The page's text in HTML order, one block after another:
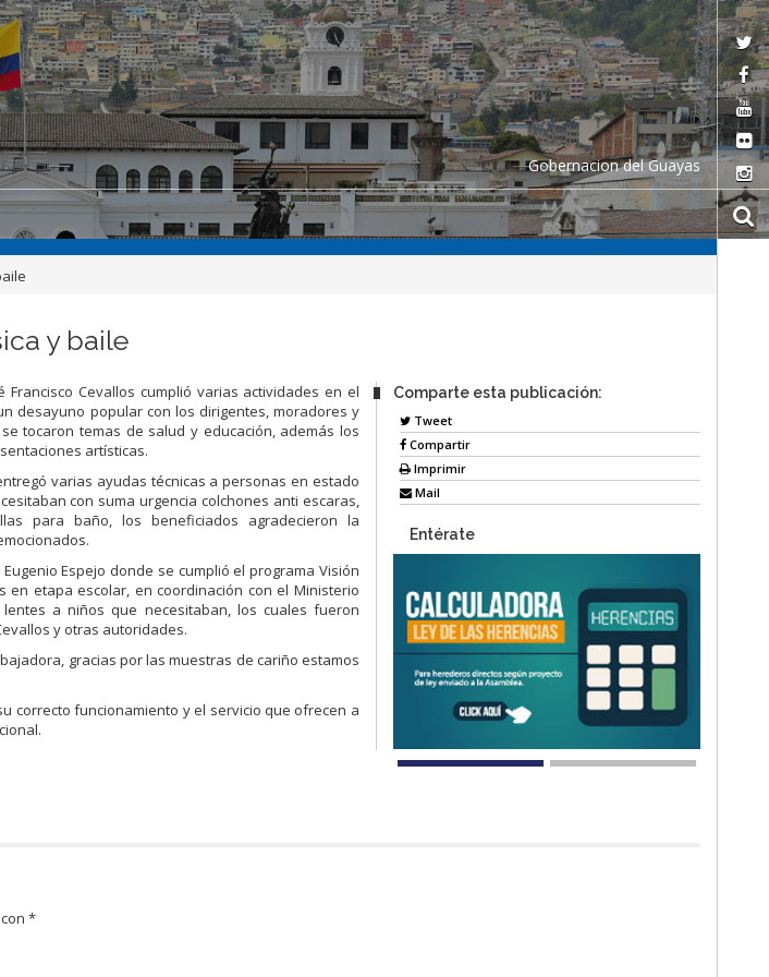
Gobernacion del Guayas
y baile
Francisco Cevallos cumplió varias actividades en el
desayuno popular con los dirigentes, moradores y
tocaron temas de salud y educación, además los
artísticas.
varias ayudas técnicas a personas en estado
con suma urgencia colchones anti escaras,
para baño, los beneficiados agradecieron la
Espejo donde se cumplió el programa Visión
en etapa escolar, en coordinación con el Ministerio
a niños que necesitaban, los cuales fueron
y otras autoridades.
gracias por las muestras de cariño estamos
correcto funcionamiento y el servicio que ofrecen a
Comparte esta publicación:
Tweet
Compartir
Imprimir
Mail
Entérate
con*